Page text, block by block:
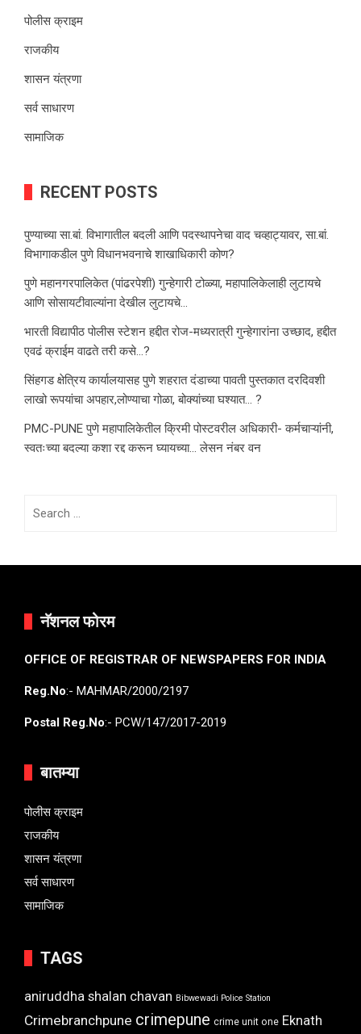
पोलीस क्राइम
राजकीय
शासन यंत्रणा
सर्व साधारण
सामाजिक
RECENT POSTS
पुण्याच्या सा.बां. विभागातील बदली आणि पदस्थापनेचा वाद चव्हाट्यावर, सा.बां.
विभागाकडील पुणे विधानभवनाचे शाखाधिकारी कोण?
पुणे महानगरपालिकेत (पांढरपेशी) गुन्हेगारी टोळ्या, महापालिकेलाही लुटायचे
आणि सोसायटीवाल्यांना देखील लुटायचे…
भारती विद्यापीठ पोलीस स्टेशन हद्दीत रोज-मध्यरात्री गुन्हेगारांना उच्छाद, हद्दीत
एवढं क्राईम वाढते तरी कसे…?
सिंहगड क्षेत्रिय कार्यालयासह पुणे शहरात दंडाच्या पावती पुस्तकात दरदिवशी
लाखो रूपयांचा अपहार,लोण्याचा गोळा, बोक्यांच्या घश्यात… ?
PMC-PUNE पुणे महापालिकेतील क्रिमी पोस्टवरील अधिकारी- कर्मचाऱ्यांनी,
स्वतःच्या बदल्या कशा रद्द करून घ्यायच्या… लेसन नंबर वन
नॅशनल फोरम
OFFICE OF REGISTRAR OF NEWSPAPERS FOR INDIA
Reg.No:- MAHMAR/2000/2197
Postal Reg.No:- PCW/147/2017-2019
बातम्या
पोलीस क्राइम
राजकीय
शासन यंत्रणा
सर्व साधारण
सामाजिक
TAGS
aniruddha shalan chavan Bibwewadi Police Station
Crimebranchpune crimepune crime unit one Eknath